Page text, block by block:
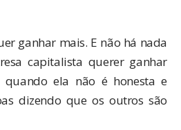
ganhar mais. E não há nada
capitalista querer ganhar
ela não é honesta e
dizendo que os outros são